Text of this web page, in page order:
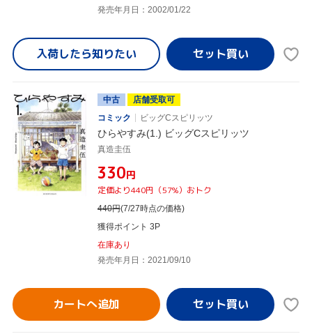
発売年月日：2002/01/22
入荷したら知りたい
中古
店舗受取可
コミック
ビッグCスピリッツ
ひらやすみ(1.) ビッグCスピリッツ
真造圭伍
¥330円
定価より440円（57%）おトク
440円(7/27時点の価格)
獲得ポイント 3P
在庫あり
発売年月日：2021/09/10
カートへ追加